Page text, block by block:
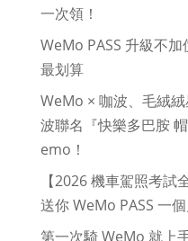
一次領！
WeMo PASS 升級不
最划算
WeMo × 咖波、毛絨
波聯名『快樂多巴胺
emo！
【2026 機車駕照考試
送你 WeMo PASS 一
第一次騎 WeMo 就上